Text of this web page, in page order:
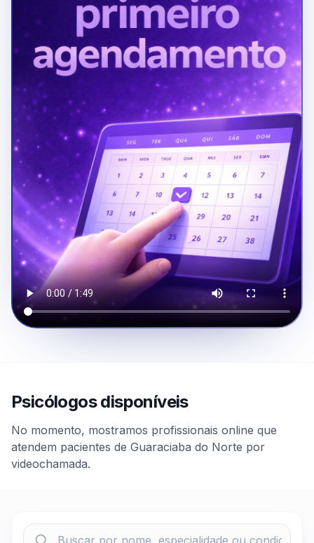
Psicólogos disponíveis
No momento, mostramos profissionais online que
atendem pacientes de Guaraciaba do Norte por
videochamada.